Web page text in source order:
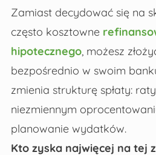
Zamiast decydować się na
często kosztowne
hipotecznego, możesz
bezpośrednio w swoim
zmienia strukturę spłaty:
niezmiennym
planowanie wydatków.
Kto zyska najwięcej na tej